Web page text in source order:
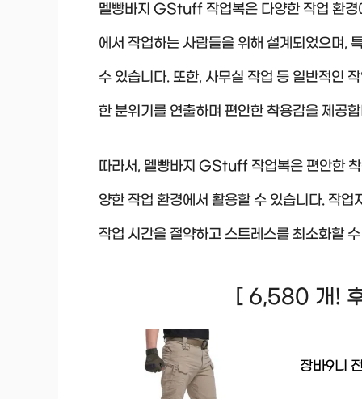
멜빵바지 GStuff 작업복은 다양한 작업 환경
에서 작업하는 사람들을 위해 설계되었으며,
수 있습니다. 또한, 사무실 작업 등 일반적인
한 분위기를 연출하며 편안한 착용감을 제공
따라서, 멜빵바지 GStuff 작업복은 편안한
양한 작업 환경에서 활용할 수 있습니다. 작
작업 시간을 절약하고 스트레스를 최소화할
[ 6,580 개!
장바9니